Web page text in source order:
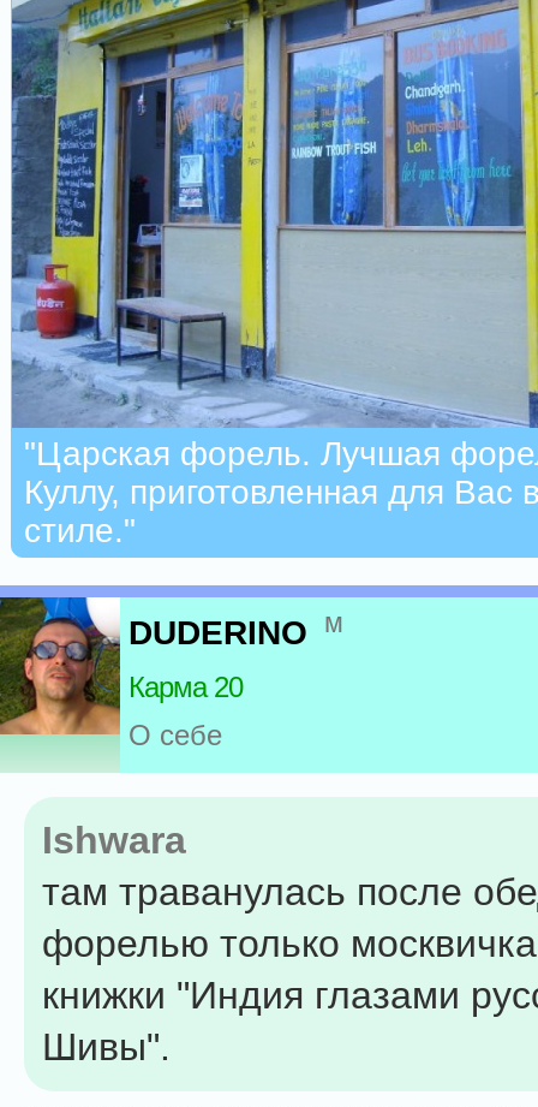
"Царская форель. Лучшая
Куллу, приготовленная для Вас
стиле."
DUDERINO м
Карма 20
О себе
Ishwara
там траванулась после
форелью только
книжки "Индия глазами
Шивы".